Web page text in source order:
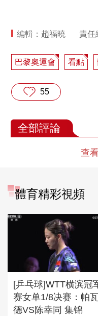
編輯：趙福曉 責任
巴黎奧運會 看點
55
全部評論
查
體育精彩視頻
[乒乓球]WTT横滨冠
赛女单1/8决赛：帕
德VS陈幸同 集锦